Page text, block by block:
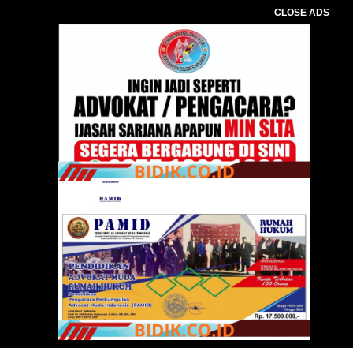
CLOSE ADS